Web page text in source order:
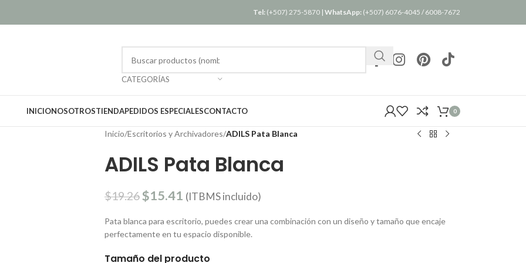
Tel: (+507) 275-5870 | WhatsApp: (+507) 6076-4045 /6008-7672
CATEGORÍAS
INICIONOSOTROSTIENDAPEDIDOS ESPECIALESCONTACTO 0
Inicio/Escritorios y Archivadores/ADILS Pata Blanca
ADILS Pata Blanca
$19.26$15.41 (ITBMS incluido)
Pata blanca para escritorio, puedes crear una combinación con un diseño y tamaño que encaje
perfectamente en tu espacio disponible.
Tamaño del producto